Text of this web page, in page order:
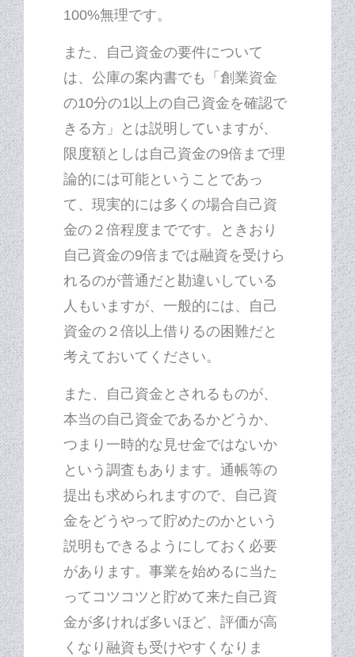
100%無理です。
また、自己資金の要件について
は、公庫の案内書でも「創業資金
の10分の1以上の自己資金を確認で
きる方」とは説明していますが、
限度額としは自己資金の9倍まで理
論的には可能ということであっ
て、現実的には多くの場合自己資
金の２倍程度までです。ときおり
自己資金の9倍までは融資を受けら
れるのが普通だと勘違いしている
人もいますが、一般的には、自己
資金の２倍以上借りるの困難だと
考えておいてください。
また、自己資金とされるものが、
本当の自己資金であるかどうか、
つまり一時的な見せ金ではないか
という調査もあります。通帳等の
提出も求められますので、自己資
金をどうやって貯めたのかという
説明もできるようにしておく必要
があります。事業を始めるに当た
ってコツコツと貯めて来た自己資
金が多ければ多いほど、評価が高
くなり融資も受けやすくなりま